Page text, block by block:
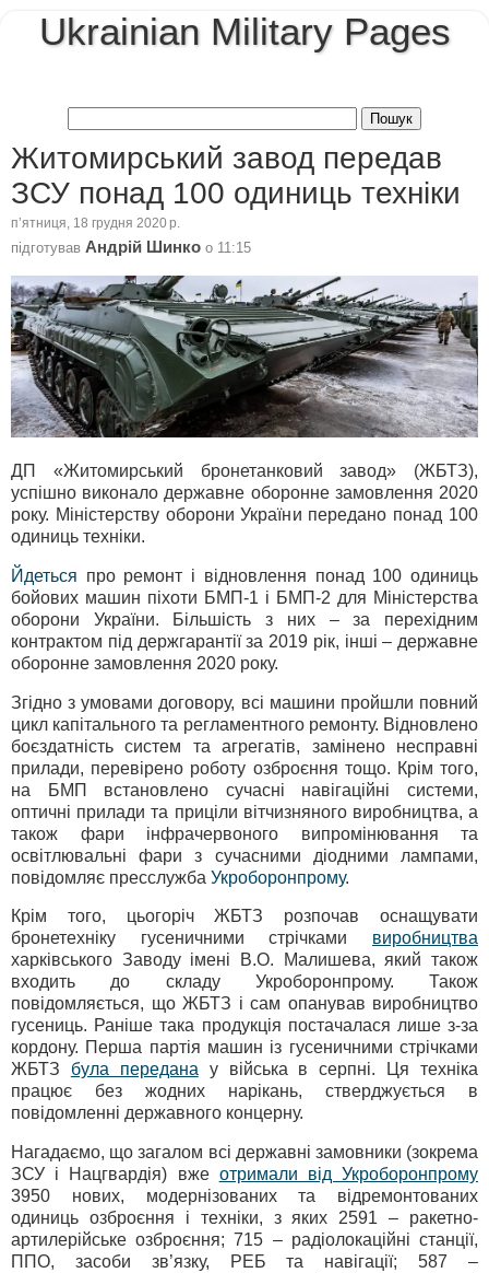
Ukrainian Military Pages
Житомирський завод передав
ЗСУ понад 100 одиниць техніки
пʼятниця, 18 грудня 2020 р.
підготував Андрій Шинко о 11:15
ДП «Житомирський бронетанковий завод» (ЖБТЗ),
успішно виконало державне оборонне замовлення 2020
року. Міністерству оборони України передано понад 100
одиниць техніки.
Йдеться про ремонт і відновлення понад 100 одиниць
бойових машин піхоти БМП-1 і БМП-2 для Міністерства
оборони України. Більшість з них – за перехідним
контрактом під держгарантії за 2019 рік, інші – державне
оборонне замовлення 2020 року.
Згідно з умовами договору, всі машини пройшли повний
цикл капітального та регламентного ремонту. Відновлено
боєздатність систем та агрегатів, замінено несправні
прилади, перевірено роботу озброєння тощо. Крім того,
на БМП встановлено сучасні навігаційні системи,
оптичні прилади та приціли вітчизняного виробництва, а
також фари інфрачервоного випромінювання та
освітлювальні фари з сучасними діодними лампами,
повідомляє пресслужба Укроборонпрому.
Крім того, цьогоріч ЖБТЗ розпочав оснащувати
бронетехніку гусеничними стрічками виробництва
харківського Заводу імені В.О. Малишева, який також
входить до складу Укроборонпрому. Також
повідомляється, що ЖБТЗ і сам опанував виробництво
гусениць. Раніше така продукція постачалася лише з-за
кордону. Перша партія машин із гусеничними стрічками
ЖБТЗ була переданау війська в серпні. Ця техніка
працює без жодних нарікань, стверджується в
повідомленні державного концерну.
Нагадаємо, що загалом всі державні замовники (зокрема
ЗСУ і Нацгвардія) вже отримали від Укроборонпрому
3950 нових, модернізованих та відремонтованих
одиниць озброєння і техніки, з яких 2591 – ракетно-
артилерійське озброєння; 715 – радіолокаційні станції,
ППО, засоби зв’язку, РЕБ та навігації; 587 –